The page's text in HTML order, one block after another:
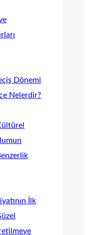
Dönemi
Nelerdir?
İlk